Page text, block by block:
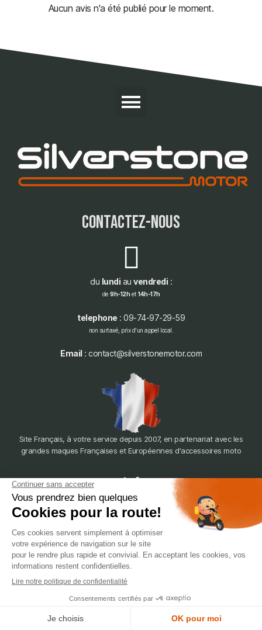
Aucun avis n'a été publié pour le moment.
contactez-nous
du lundi au vendredi :
de 9h-12het 14h-17h
telephone : 09-74-97-29-59
non surtaxé, prix d'un appel local.
Email : contact@silverstonemotor.com
Site Français, à votre service depuis 2007, en partenariat avec les
grandes maques Françaises et Européennes d'accessoires moto
388 Av. Charles de Gaulle, 69200 Vénissieux
© 2007-2025 Silverstone Motor